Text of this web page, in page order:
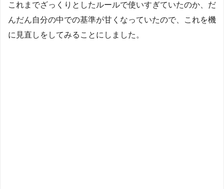
これまでざっくりとしたルールで使いすぎていたのか、だ
んだん自分の中での基準が甘くなっていたので、これを機
に見直しをしてみることにしました。